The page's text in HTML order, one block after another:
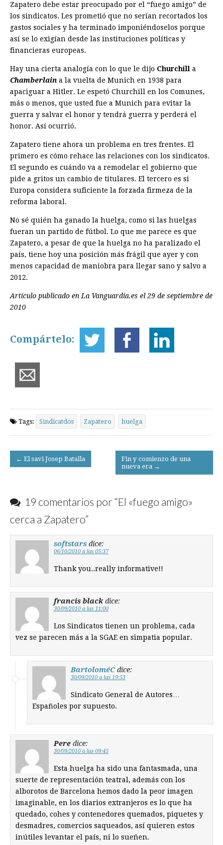
Zapatero debe estar preocupado por el “fuego amigo” de
los sindicatos. Les prometió que no serían recortados los
gastos sociales y ha terminado imponiéndoselos porque
así se lo exigían desde las instituciones políticas y
financieras europeas.
Hay una cierta analogía con lo que le dijo Churchill a
Chamberlain a la vuelta de Munich en 1938 para
apaciguar a Hitler. Le espetó Churchill en los Comunes,
más o menos, que usted fue a Munich para evitar la
guerra y salvar el honor y tendrá guerra y perderá el
honor. Así ocurrió.
Zapatero tiene ahora un problema en tres frentes. El
primero es cómo rehace las relaciones con los sindicatos.
El segundo es cuándo va a remodelar el gobierno que
pide a gritos un cambio de titulares. El tercero es si
Europa considera suficiente la forzada firmeza de la
reforma laboral.
No sé quién ha ganado la huelga, como si las huelgas
fueran un partido de fútbol. Lo que me parece es que
Zapatero, a pesar de que la huelga no ha paralizado el
país, tiene hoy una posición más frágil que ayer y con
menos capacidad de maniobra para llegar sano y salvo a
2012.
Artículo publicado en La Vanguardia.es el 29 de septiembre de
2010
Compártelo:
Tags: Sindicatdos Zapatero huelga
Post
navigation
← El savi Josep Batalla
Fin y comienzo de una
nueva era →
19 comentarios por “El «fuego amigo»
cerca a Zapatero”
softstars dice:
06/10/2010 a las 05:37
Thank you..really informative!!
francis black dice:
30/09/2010 a las 11:00
Los Sindicatos tienen un problema, cada
vez se parecen más a la SGAE en simpatia popular.
BartoloméC dice:
30/09/2010 a las 19:53
Sindicato General de Autores…
Españoles por supuesto.
Pere dice:
30/09/2010 a las 09:45
Esta huelga ha sido una fantasmada, una
suerte de representación teatral, además con los
alborotos de Barcelona hemos dado la peor imagen
imaginable, en los diarios extranjeros es lo que ha
quedado, cohes y contenedores quemados, piquetes y
desmadres, comercios saqueados, así quieren estos
inútiles levantar el país, ni lo sueñen.